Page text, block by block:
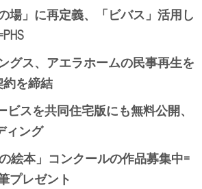
場」に再定義、「ビバス」活用し
グス、アエラホームの民事再生を
を締結
ビスを共同住宅版にも無料公開、
ィング
絵本」コンクールの作品募集中=
プレゼント